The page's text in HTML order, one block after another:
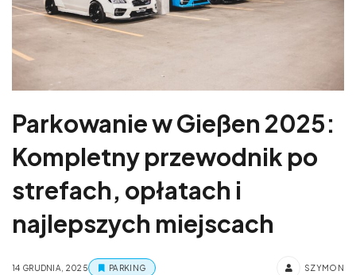
Parkowanie w Gießen 2025:
Kompletny przewodnik po
strefach, opłatach i
najlepszych miejscach
14 GRUDNIA, 2025 PARKING SZYMON